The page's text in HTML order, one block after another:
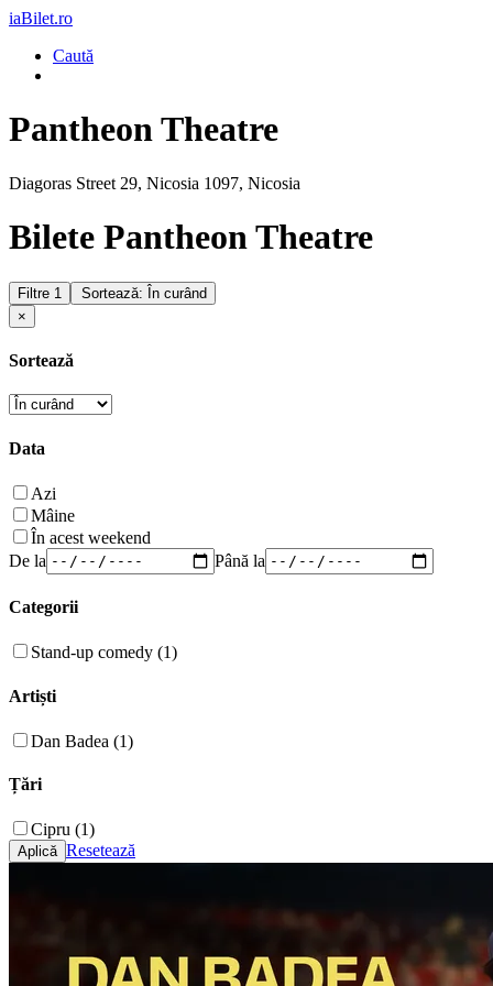
iaBilet.ro
Caută
Pantheon Theatre
Diagoras Street 29, Nicosia 1097, Nicosia
Bilete Pantheon Theatre
Filtre 1
Sortează: În curând
×
Sortează
Data
Azi
Mâine
În acest weekend
De la
Până la
Categorii
Stand-up comedy (1)
Artiști
Dan Badea (1)
Țări
Cipru (1)
Resetează